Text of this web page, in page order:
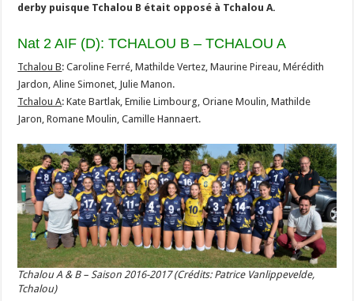
derby puisque Tchalou B était opposé à Tchalou A.
Nat 2 AIF (D): TCHALOU B – TCHALOU A
Tchalou B: Caroline Ferré, Mathilde Vertez, Maurine Pireau, Mérédith
Jardon, Aline Simonet, Julie Manon.
Tchalou A: Kate Bartlak, Emilie Limbourg, Oriane Moulin, Mathilde
Jaron, Romane Moulin, Camille Hannaert.
Tchalou A & B – Saison 2016-2017 (Crédits: Patrice Vanlippevelde,
Tchalou)